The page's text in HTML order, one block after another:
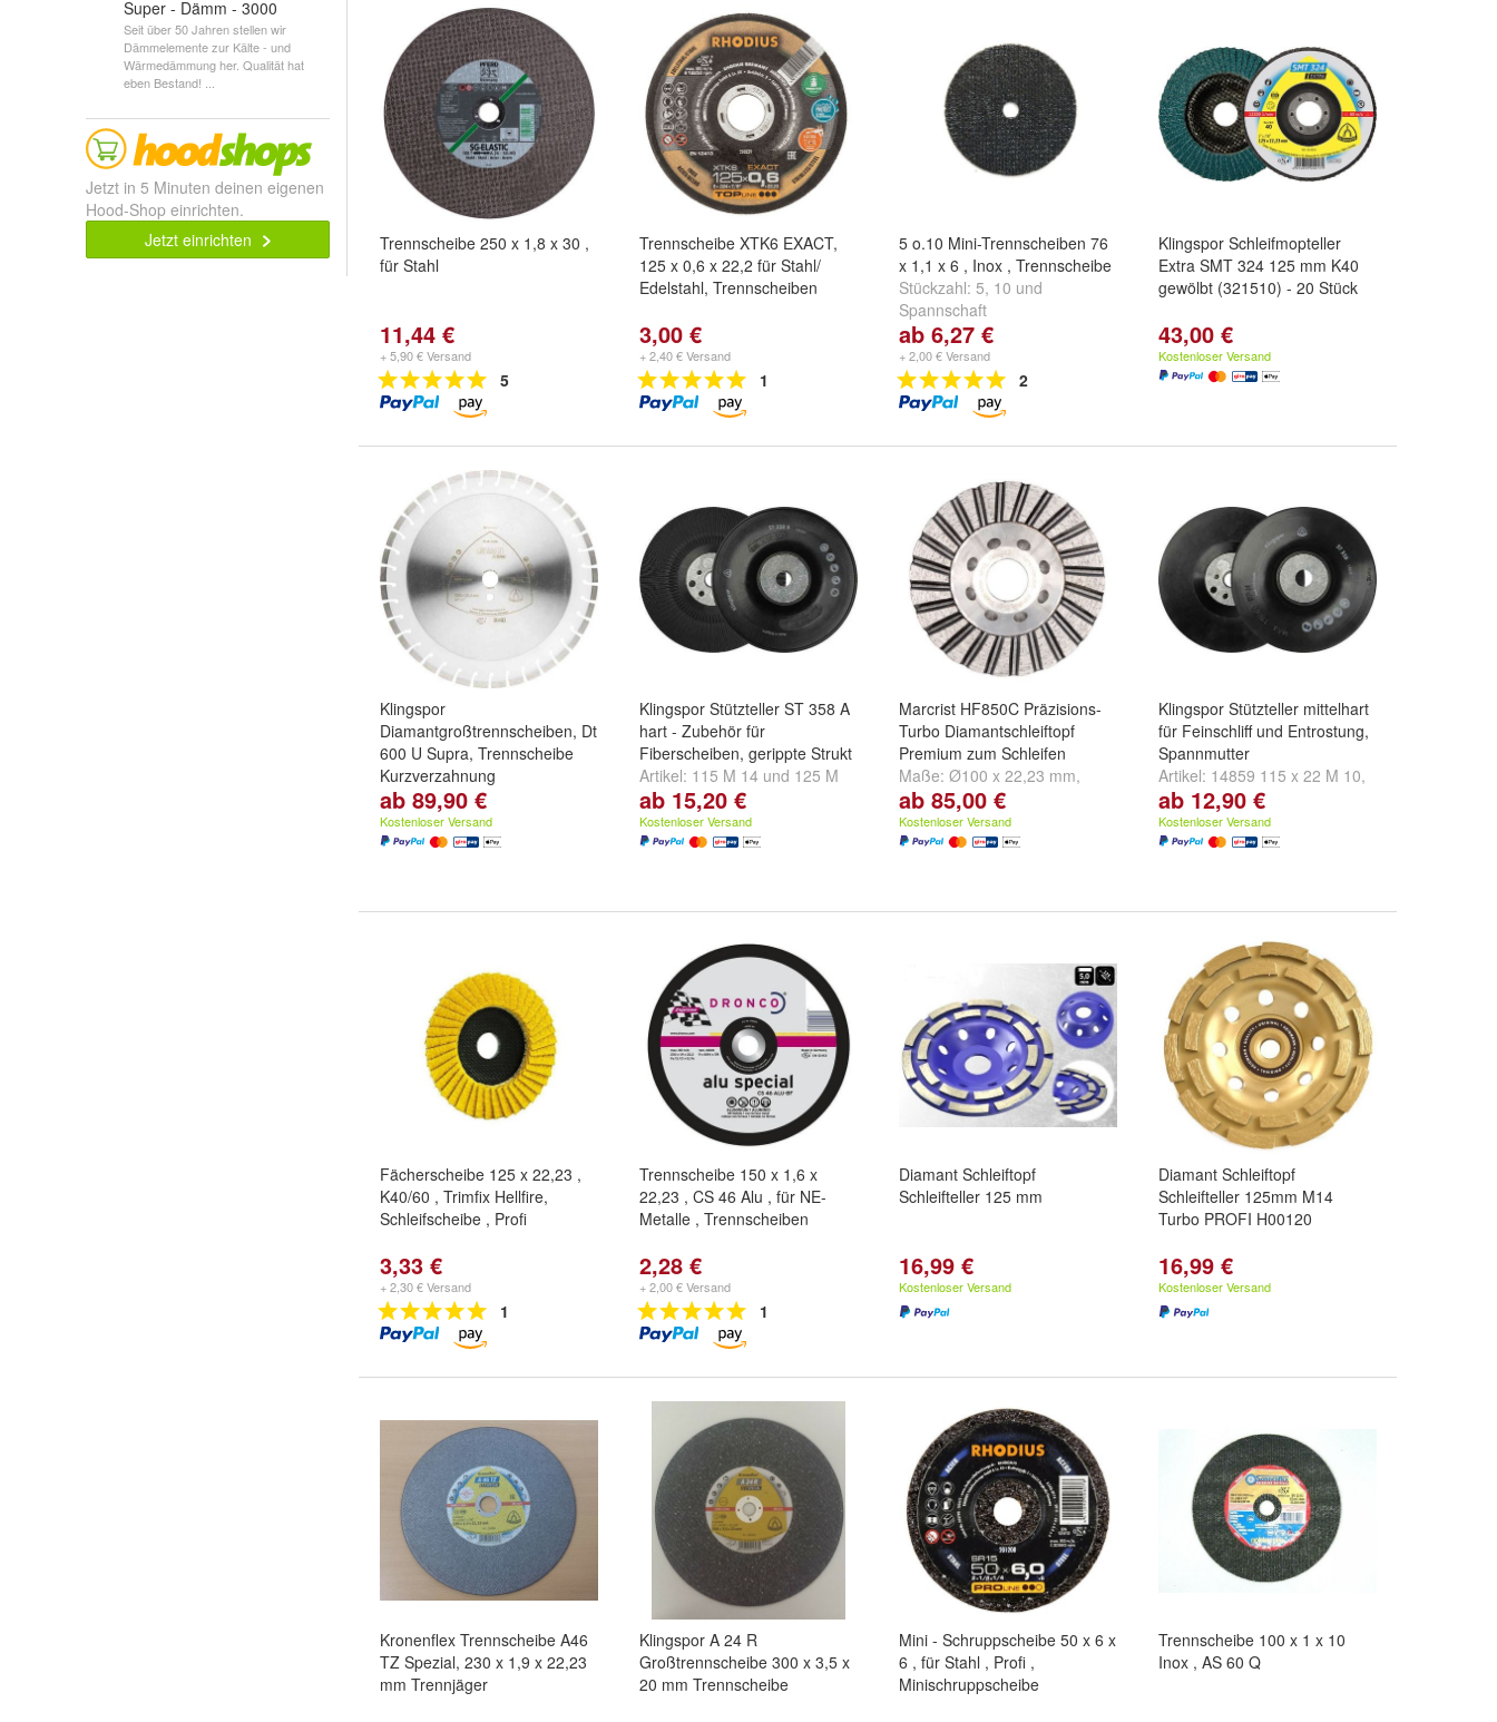
Super - Dämm - 3000
Seit über 50 Jahren stellen wir
Dämmelemente zur Kälte - und
Wärmedämmung her. Qualität hat
eben Bestand! ...
Jetzt in 5 Minuten deinen eigenen
Hood-Shop einrichten.
Jetzt einrichten
Trennscheibe 250 x 1,8 x 30 ,
für Stahl
11,44 €
+ 5,90 € Versand
5
Trennscheibe XTK6 EXACT,
125 x 0,6 x 22,2 für Stahl/
Edelstahl, Trennscheiben
3,00 €
+ 2,40 € Versand
1
5 o.10 Mini-Trennscheiben 76
x 1,1 x 6 , Inox , Trennscheibe
Stückzahl: 5, 10 und
Spannschaft
ab 6,27 €
+ 2,00 € Versand
2
Klingspor Schleifmopteller
Extra SMT 324 125 mm K40
gewölbt (321510) - 20 Stück
43,00 €
Kostenloser Versand
Klingspor
Diamantgroßtrennscheiben, Dt
600 U Supra, Trennscheibe
Kurzverzahnung
Maße:300 x 20 mm
20 mm
ab 89,90 €
Kostenloser Versand
Klingspor Stützteller ST 358 A
hart - Zubehör für
Fiberscheiben, gerippte Strukt
Artikel: 115 M 14 und 125 M
14
ab 15,20 €
Kostenloser Versand
Marcrist HF850C Präzisions-
Turbo Diamantschleiftopf
Premium zum Schleifen
Maße: Ø100 x 22,23 mm,
Ø115 x 22,23 mm
22,23 mmundweitere ...
ab 85,00 €
Kostenloser Versand
Klingspor Stützteller mittelhart
für Feinschliff und Entrostung,
Spannmutter
Artikel: 14859 115 x 22 M 10,
14835 125 x 22 M 14
14838 115 x 22 M 14
ab 12,90 €
Kostenloser Versand
Fächerscheibe 125 x 22,23 ,
K40/60 , Trimfix Hellfire,
Schleifscheibe , Profi
3,33 €
+ 2,30 € Versand
1
Trennscheibe 150 x 1,6 x
22,23 , CS 46 Alu , für NE-
Metalle , Trennscheiben
2,28 €
+ 2,00 € Versand
1
Diamant Schleiftopf
Schleifteller 125 mm
16,99 €
Kostenloser Versand
Diamant Schleiftopf
Schleifteller 125mm M14
Turbo PROFI H00120
16,99 €
Kostenloser Versand
Kronenflex Trennscheibe A46
TZ Spezial, 230 x 1,9 x 22,23
mm Trennjäger
Klingspor A 24 R
Großtrennscheibe 300 x 3,5 x
20 mm Trennscheibe
Mini - Schruppscheibe 50 x 6 x
6 , für Stahl , Profi ,
Minischruppscheibe
Trennscheibe 100 x 1 x 10
Inox , AS 60 Q